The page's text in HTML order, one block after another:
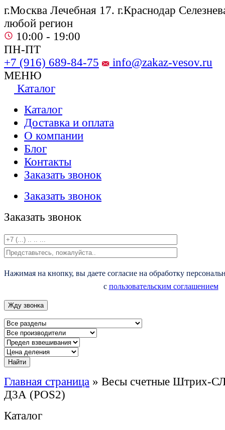
г.Москва Лечебная 17. г.Краснодар
любой регион
10:00 - 19:00
ПН-ПТ
+7 (916) 689-84-75
info@zakaz-vesov.ru
МЕНЮ
Каталог
Каталог
Доставка и оплата
О компании
Блог
Контакты
Заказать звонок
Заказать звонок
Заказать звонок
Нажимая на кнопку, вы даете согласие на обработку
с пользовательским соглашением
Главная страница » Весы счетные Штрих-
Д3А (POS2)
Каталог